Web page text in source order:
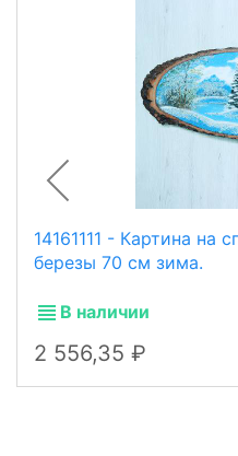
14161111 - Картина на
березы 70 см зима.
В наличии
2 556,35